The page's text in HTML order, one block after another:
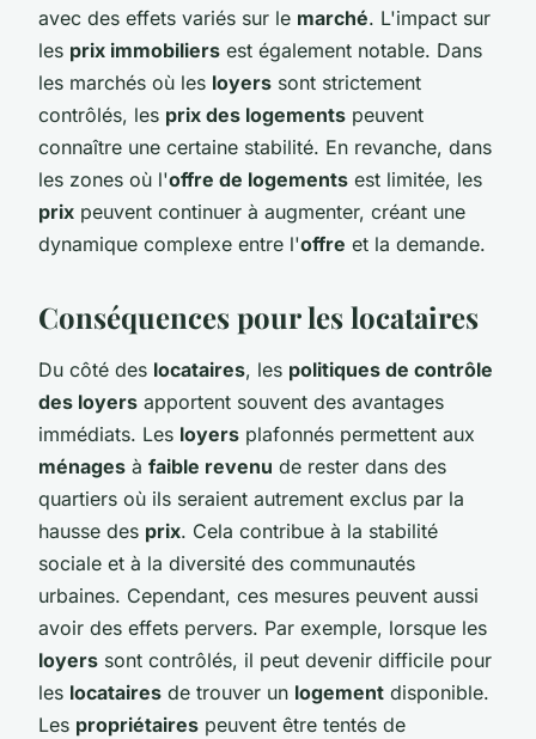
avec des effets variés sur le marché. L'impact sur
les prix immobiliers est également notable. Dans
les marchés où les loyers sont strictement
contrôlés, les prix des logements peuvent
connaître une certaine stabilité. En revanche, dans
les zones où l'offre de logements est limitée, les
prix peuvent continuer à augmenter, créant une
dynamique complexe entre l'offre et la demande.
Conséquences pour les locataires
Du côté des locataires, les politiques de contrôle
des loyers apportent souvent des avantages
immédiats. Les loyers plafonnés permettent aux
ménages à faible revenu de rester dans des
quartiers où ils seraient autrement exclus par la
hausse des prix. Cela contribue à la stabilité
sociale et à la diversité des communautés
urbaines. Cependant, ces mesures peuvent aussi
avoir des effets pervers. Par exemple, lorsque les
loyers sont contrôlés, il peut devenir difficile pour
les locataires de trouver un logement disponible.
Les propriétaires peuvent être tentés de